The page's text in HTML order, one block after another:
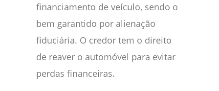
financiamento de veículo, sendo o
bem garantido por alienação
fiduciária. O credor tem o direito
de reaver o automóvel para evitar
perdas financeiras.